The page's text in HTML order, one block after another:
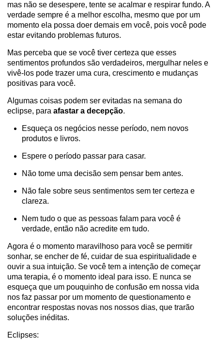
mas não se desespere, tente se acalmar e respirar fundo. A
verdade sempre é a melhor escolha, mesmo que por um
momento ela possa doer demais em você, pois você pode
estar evitando problemas futuros.
Mas perceba que se você tiver certeza que esses
sentimentos profundos são verdadeiros, mergulhar neles e
vivê-los pode trazer uma cura, crescimento e mudanças
positivas para você.
Algumas coisas podem ser evitadas na semana do
eclipse, para afastar a decepção.
Esqueça os negócios nesse período, nem novos
produtos e livros.
Espere o período passar para casar.
Não tome uma decisão sem pensar bem antes.
Não fale sobre seus sentimentos sem ter certeza e
clareza.
Nem tudo o que as pessoas falam para você é
verdade, então não acredite em tudo.
Agora é o momento maravilhoso para você se permitir
sonhar, se encher de fé, cuidar de sua espiritualidade e
ouvir a sua intuição. Se você tem a intenção de começar
uma terapia, é o momento ideal para isso. E nunca se
esqueça que um pouquinho de confusão em nossa vida
nos faz passar por um momento de questionamento e
encontrar respostas novas nos nossos dias, que trarão
soluções inéditas.
Eclipses: